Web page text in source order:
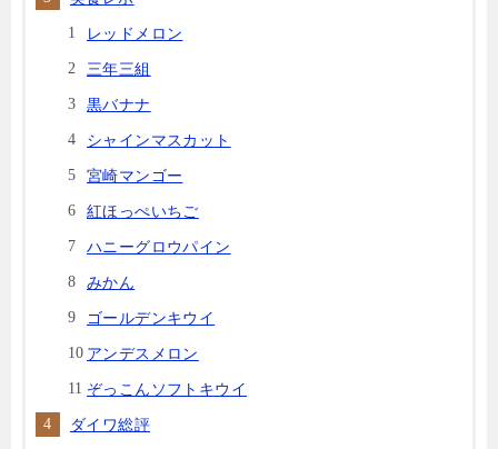
レッドメロン
三年三組
黒バナナ
シャインマスカット
宮崎マンゴー
紅ほっぺいちご
ハニーグロウパイン
みかん
ゴールデンキウイ
アンデスメロン
ぞっこんソフトキウイ
ダイワ総評